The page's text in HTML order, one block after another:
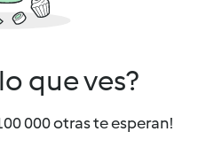
que ves?
000 otras te esperan!